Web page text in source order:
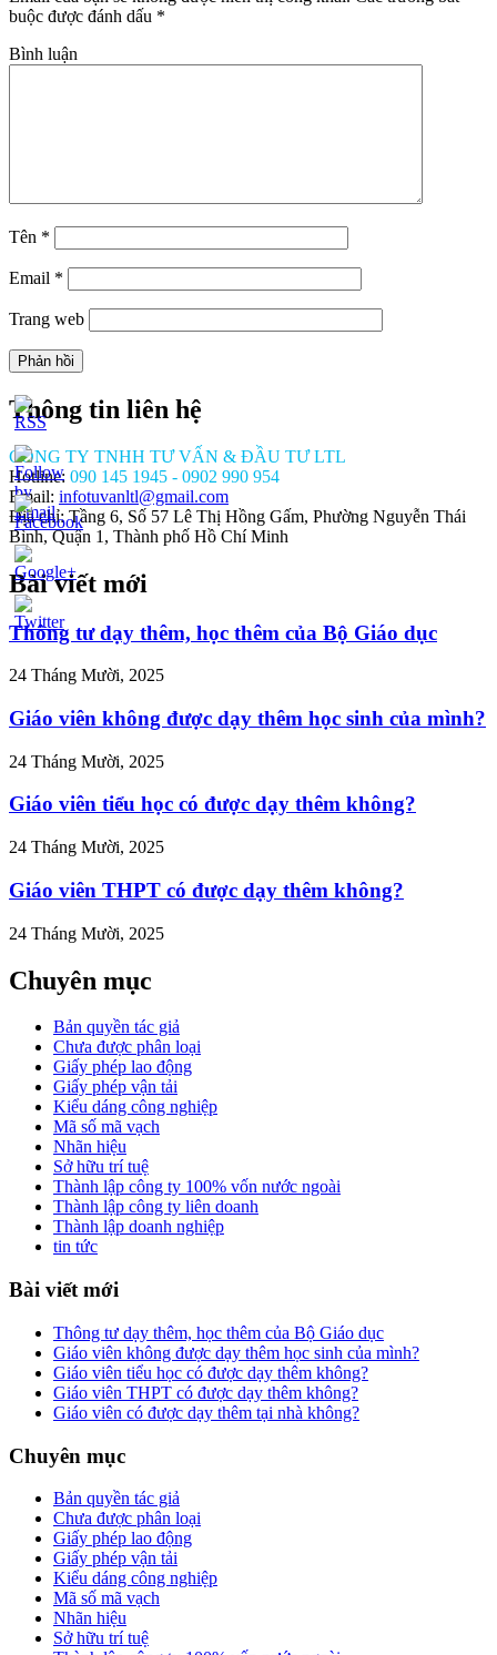
buộc được đánh dấu *
Bình luận
Tên *
Email *
Trang web
thu-
cap-
Thông tin liên hệ
CÔNG TY TNHH TƯ VẤN & ĐẦU TƯ LTL
Hotline: 090 145 1945 - 0902 990 954
Email: infotuvanltl@gmail.com
Địa chỉ: Tầng 6, Số 57 Lê Thị Hồng Gấm, Phường Nguyễn Thái
Bình, Quận 1, Thành phố Hồ Chí Minh
Bài viết mới
Thông tư dạy thêm, học thêm của Bộ Giáo dục
24 Tháng Mười, 2025
Giáo viên không được dạy thêm học sinh của mình?
24 Tháng Mười, 2025
Giáo viên tiểu học có được dạy thêm không?
24 Tháng Mười, 2025
Giáo viên THPT có được dạy thêm không?
24 Tháng Mười, 2025
Chuyên mục
Bản quyền tác giả
Chưa được phân loại
Giấy phép lao động
Giấy phép vận tải
Kiểu dáng công nghiệp
Mã số mã vạch
Nhãn hiệu
Sở hữu trí tuệ
Thành lập công ty 100% vốn nước ngoài
Thành lập công ty liên doanh
Thành lập doanh nghiệp
tin tức
Bài viết mới
Thông tư dạy thêm, học thêm của Bộ Giáo dục
Giáo viên không được dạy thêm học sinh của mình?
Giáo viên tiểu học có được dạy thêm không?
Giáo viên THPT có được dạy thêm không?
Giáo viên có được dạy thêm tại nhà không?
Chuyên mục
Bản quyền tác giả
Chưa được phân loại
Giấy phép lao động
Giấy phép vận tải
Kiểu dáng công nghiệp
Mã số mã vạch
Nhãn hiệu
Sở hữu trí tuệ